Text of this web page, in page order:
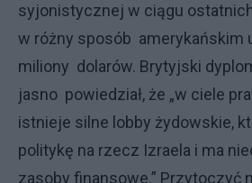
syjonistycznej w ciągu
w różny sposób amerykańskim
miliony dolarów. Brytyjski
jasno powiedział, że „w ciele
istnieje silne lobby żydowskie,
politykę na rzecz Izraela i ma
zasoby finansowe.” Przytoczyć